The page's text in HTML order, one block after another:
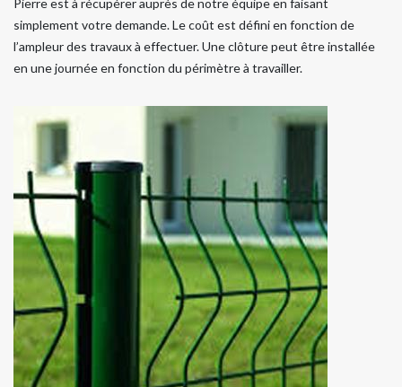
Pierre est à récupérer auprès de notre équipe en faisant
simplement votre demande. Le coût est défini en fonction de
l’ampleur des travaux à effectuer. Une clôture peut être installée
en une journée en fonction du périmètre à travailler.